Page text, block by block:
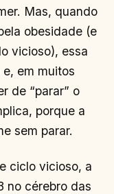
Mas, quando
obesidade (e
vicioso), essa
em muitos
de “parar” o
porque a
sem parar.
ciclo vicioso, a
no cérebro das